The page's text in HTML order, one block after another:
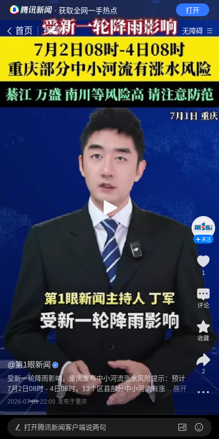
· 获取全网一手热点 打开
首页 视频 无障碍
@第1眼新闻
受新一轮降雨影响，重庆发布中小河流涨水风险提示：预计
7月2日08时 - 4日08时，13个区县部分中小河流有涨...
展开
2026-07-01 22:09 发布于重庆
关注
1
评论
收藏
2
打开腾讯新闻客户端说两句